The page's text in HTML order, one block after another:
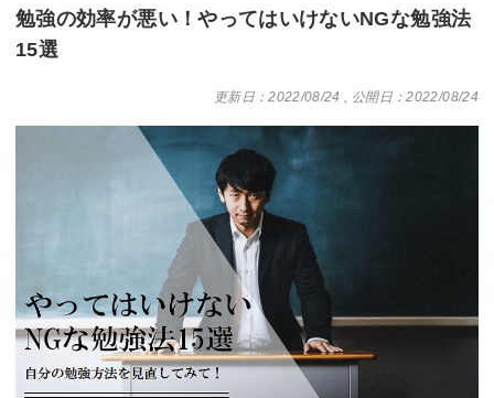
勉強の効率が悪い！やってはいけないNGな勉強法
15選
更新日：2022/08/24 , 公開日：2022/08/24